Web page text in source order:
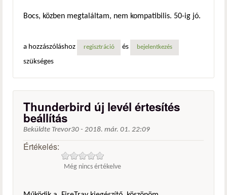
Bocs, közben megtaláltam, nem kompatibilis. 50-ig jó.
a hozzászóláshoz regisztráció és bejelentkezés
szükséges
Thunderbird új levél értesítés
beállítás
Beküldte Trevor30 - 2018. már. 01. 22:09
Értékelés:
Még nincs értékelve